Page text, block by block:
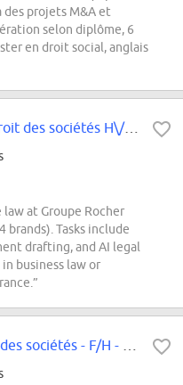
projets M&A et
selon diplôme, 6
en droit social, anglais
Stage - Juriste Corporate - Droit des sociétés H\/F\/X
at Groupe Rocher
Tasks include
drafting, and AI legal
business law or